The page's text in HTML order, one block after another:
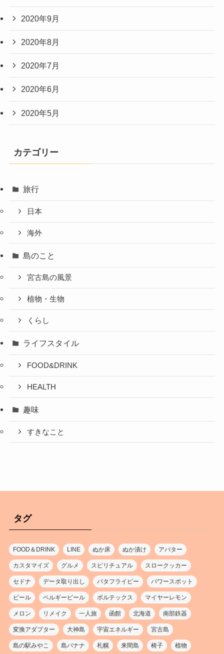
2020年9月
2020年8月
2020年7月
2020年6月
2020年5月
カテゴリー
旅行
日本
海外
島のこと
宮古島の風景
植物・生物
くらし
ライフスタイル
FOOD&DRINK
HEALTH
趣味
すきなこと
タグ
FOOD＆DRINK LINE ぬか床 ぬか漬け アバター
カスタマイズ グルメ スピリチュアル スロークッカー
セドナ データ取り出し バタフライピー パワースポット
ビール ベルギービール ボルテックス マイヤーレモン
メロン リメイク 一人旅 函館 北海道 南部鉄器
変換アダプター 大神島 宇宙エネルギー 宮古島
島の駅みやこ 島バナナ 札幌 来間島 椅子 植物